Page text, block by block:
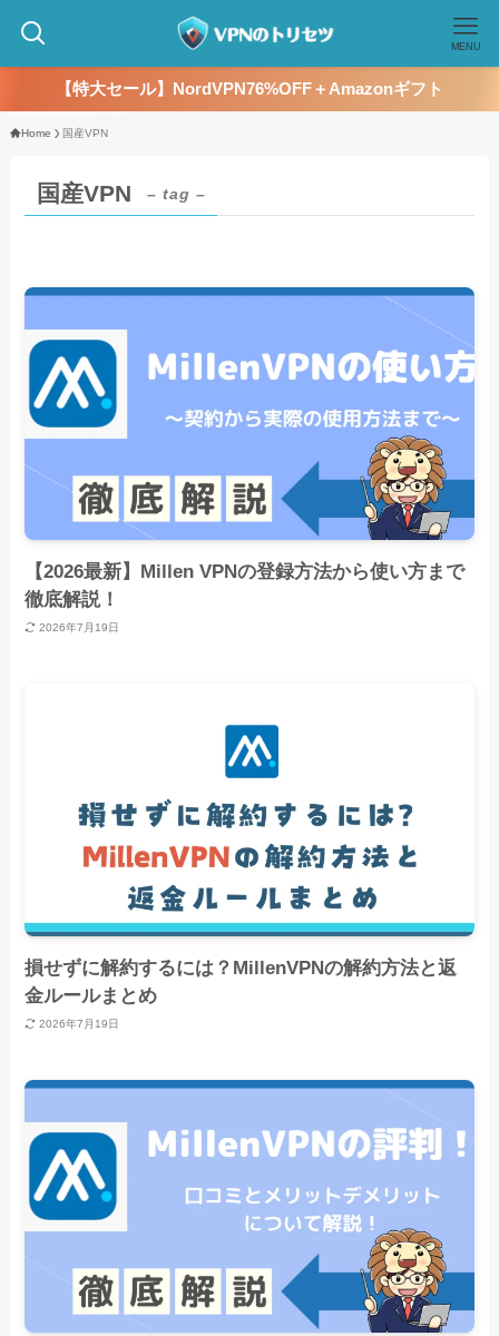
MENU
【特大セール】NordVPN76%OFF＋Amazonギフト
Home 国産VPN
国産VPN – tag –
【2026最新】Millen VPNの登録方法から使い方まで
徹底解説！
2026年7月19日
損せずに解約するには？MillenVPNの解約方法と返
金ルールまとめ
2026年7月19日